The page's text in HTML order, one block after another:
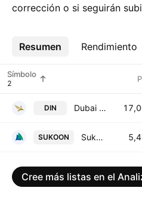
corrección o si seguirán
Resumen Rendimiento
Más
Símbolo
DIN Dubai Insurance CompanyPSC
SUKOON Sukoon Insurance PJSC
Cree más listas en el